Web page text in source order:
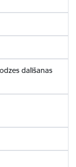
dalīšanas